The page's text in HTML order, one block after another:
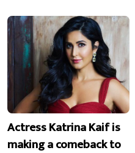
Actress Katrina Kaif is
making a comeback to